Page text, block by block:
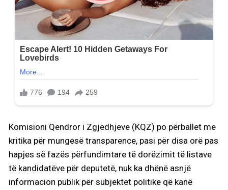
Komisioni Qendror i Zgjedhjeve (KQZ) po përballet me
kritika për mungesë transparence, pasi për disa orë pas
hapjes së fazës përfundimtare të dorëzimit të listave
të kandidatëve për deputetë, nuk ka dhënë asnjë
informacion publik për subjektet politike që kanë